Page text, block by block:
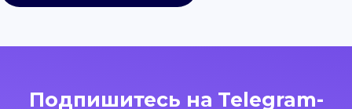
Подпишитесь на Telegram-